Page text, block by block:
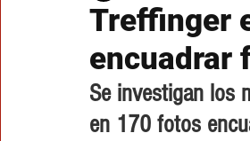
Treffinger
encuadrar
Se investigan los
en 170 fotos